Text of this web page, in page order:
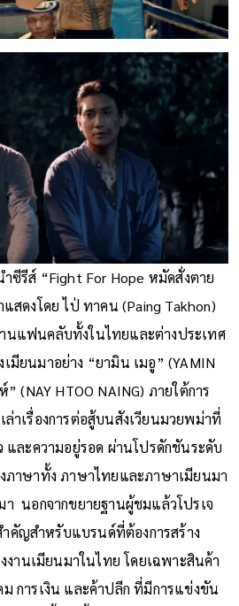
ำซีรีส์ “Fight For Hope หมัดสั่งตาย
สดงโดย ไป่ ทาคน (Paing Takhon)
นแฟนคลับทั้งในไทยและต่างประเทศ
มียนมาอย่าง “ยามิน เมอู” (YAMIN
(NAY HTOO NAING) ภายใต้การ
าเรื่องการต่อสู้บนสังเวียนมวยพม่าที่
และความอยู่รอด ผ่านโปรดักชันระดับ
ภาษาทั้ง ภาษาไทยและภาษาเมียนมา
า นอกจากขยายฐานผู้ชมแล้วโปรเจ
คัญสำหรับแบรนด์ที่ต้องการสร้าง
งานเมียนมาในไทย โดยเฉพาะสินค้า
การเงิน และค้าปลีก ที่มีการแข่งขัน